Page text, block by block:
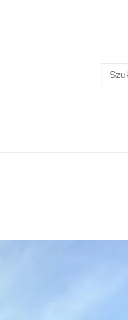
Search
for: